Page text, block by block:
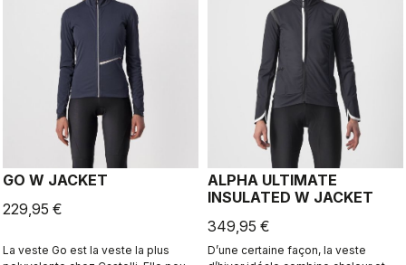
GO W JACKET
229,95 €
La veste Go est la veste la plus
ALPHA ULTIMATE
INSULATED W JACKET
349,95 €
D’une certaine façon, la veste